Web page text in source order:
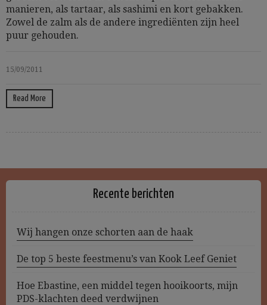
manieren, als tartaar, als sashimi en kort gebakken.
Zowel de zalm als de andere ingrediënten zijn heel
puur gehouden.
15/09/2011
Read More
Recente berichten
Wij hangen onze schorten aan de haak
De top 5 beste feestmenu’s van Kook Leef Geniet
Hoe Ebastine, een middel tegen hooikoorts, mijn
PDS-klachten deed verdwijnen